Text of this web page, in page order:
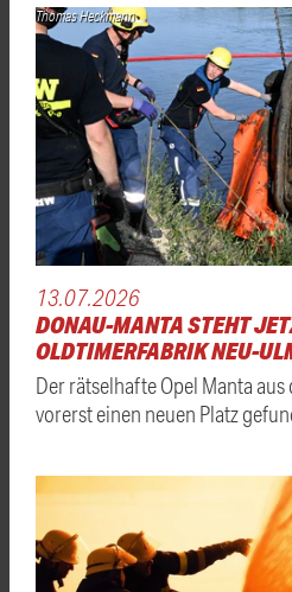
Thomas Heckmann
13.07.2026
DONAU-MANTA STEHT
OLDTIMERFABRIK NEU-
Der rätselhafte Opel Manta
vorerst einen neuen Platz